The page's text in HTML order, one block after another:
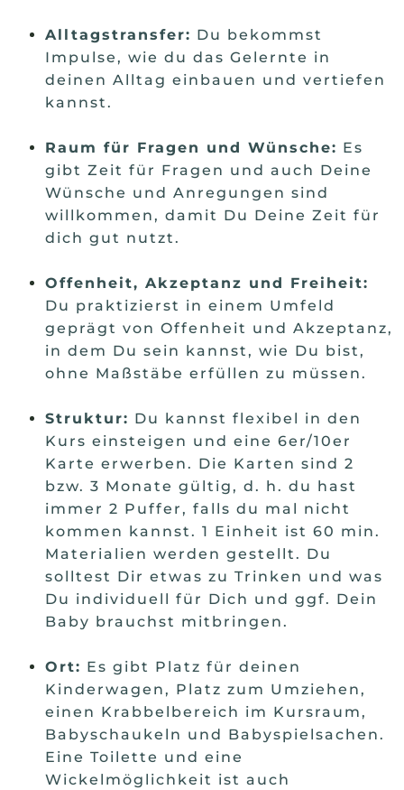
Alltagstransfer: Du bekommst
Impulse, wie du das Gelernte in
deinen Alltag einbauen und vertiefen
kannst.
Raum für Fragen und Wünsche: Es
gibt Zeit für Fragen und auch Deine
Wünsche und Anregungen sind
willkommen, damit Du Deine Zeit für
dich gut nutzt.
Offenheit, Akzeptanz und Freiheit:
Du praktizierst in einem Umfeld
geprägt von Offenheit und Akzeptanz,
in dem Du sein kannst, wie Du bist,
ohne Maßstäbe erfüllen zu müssen.
Struktur: Du kannst flexibel in den
Kurs einsteigen und eine 6er/10er
Karte erwerben. Die Karten sind 2
bzw. 3 Monate gültig, d. h. du hast
immer 2 Puffer, falls du mal nicht
kommen kannst. 1 Einheit ist 60 min.
Materialien werden gestellt. Du
solltest Dir etwas zu Trinken und was
Du individuell für Dich und ggf. Dein
Baby brauchst mitbringen.
Ort: Es gibt Platz für deinen
Kinderwagen, Platz zum Umziehen,
einen Krabbelbereich im Kursraum,
Babyschaukeln und Babyspielsachen.
Eine Toilette und eine
Wickelmöglichkeit ist auch